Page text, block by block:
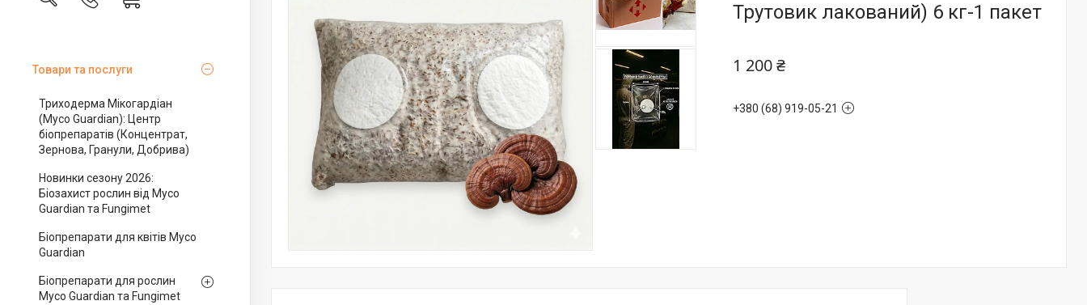
Товари та послуги
Триходерма Мікогардіан
(Myco Guardian): Центр
біопрепаратів (Концентрат,
Зернова, Гранули, Добрива)
Новинки сезону 2026:
Біозахист рослин від Myco
Guardian та Fungimet
Біопрепарати для квітів Myco
Guardian
Біопрепарати для рослин
Myco Guardian та Fungimet
Трутовик лакований) 6 кг-1 пакет
1 200 ₴
+380 (68) 919-05-21